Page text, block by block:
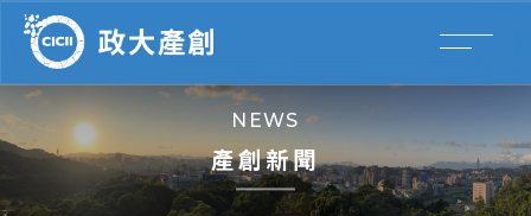
NEWS
產創新聞